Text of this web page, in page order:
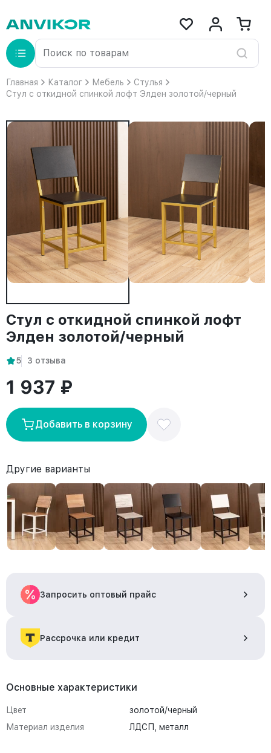
Главная Каталог Мебель
Стулья
Стул с откидной спинкой лофт Элден золотой/черный
Стул с откидной спинкой лофт
Элден золотой/черный
5 3 отзыва
1 937 ₽
Добавить в корзину
Другие варианты
Запросить оптовый прайс
Рассрочка или кредит
Основные характеристики
Цвет
золотой/черный
Материал изделия
ЛДСП, металл